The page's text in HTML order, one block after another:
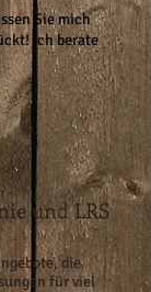
Sie mich
Ich berate
und LRS
die
für viel